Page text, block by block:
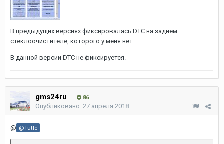
В предыдущих версиях фиксировалась DTC на заднем
стеклоочистителе, которого у меня нет.
В данной версии DTC не фиксируется.
gms24ru 86
Опубликовано: 27 апреля 2018
@ @Tutle